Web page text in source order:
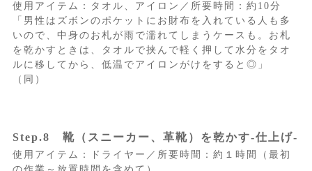
使用アイテム：タオル、アイロン／所要時間：約10分
「男性はズボンのポケットにお財布を入れている人も多
いので、中身のお札が雨で濡れてしまうケースも。お札
を乾かすときは、タオルで挟んで軽く押して水分をタオ
ルに移してから、低温でアイロンがけをすると◎」
（同）
Step.8 靴（スニーカー、革靴）を乾かす-仕上げ-
使用アイテム：ドライヤー／所要時間：約１時間（最初